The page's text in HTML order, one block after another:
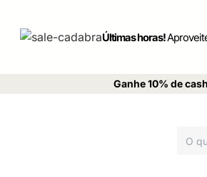
Últimas horas!
Ganhe 10% de